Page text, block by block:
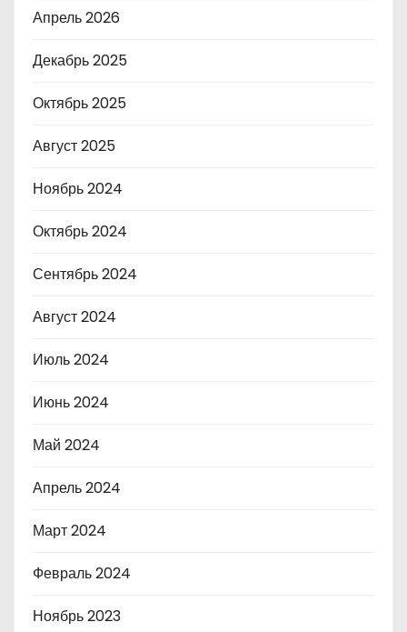
Апрель 2026
Декабрь 2025
Октябрь 2025
Август 2025
Ноябрь 2024
Октябрь 2024
Сентябрь 2024
Август 2024
Июль 2024
Июнь 2024
Май 2024
Апрель 2024
Март 2024
Февраль 2024
Ноябрь 2023